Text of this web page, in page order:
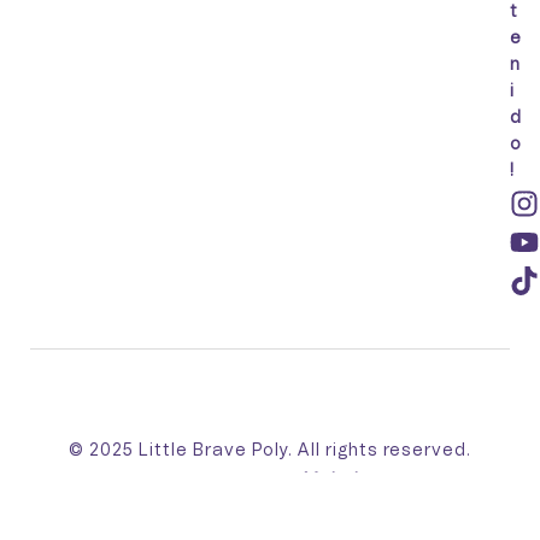
t
e
n
i
d
o
!
© 2025 Little Brave Poly. All rights reserved.